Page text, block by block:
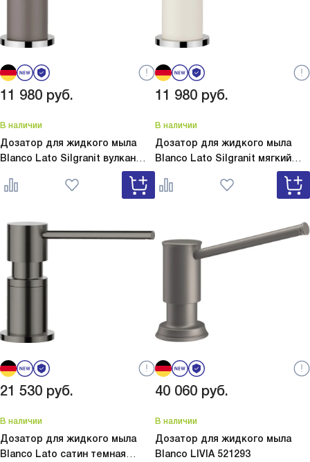
11 980 руб.
В наличии
Дозатор для жидкого мыла
Blanco Lato Silgranit вулкан
Lato Silgranit вулкан
серый 526954
11 980 руб.
В наличии
Дозатор для жидкого мыла
Blanco Lato Silgranit мягкий
Lato Silgranit мягкий
белый 526955
21 530 руб.
В наличии
Дозатор для жидкого мыла
Blanco Lato сатин темная
40 060 руб.
В наличии
Дозатор для жидкого мыла
Blanco LIVIA 521293